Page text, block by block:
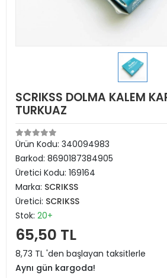
SCRIKSS DOLMA KALEM
TURKUAZ
Ürün Kodu: 340094983
Barkod: 8690187384905
Üretici Kodu: 169164
Marka: SCRIKSS
Üretici: SCRIKSS
Stok: 20+
65,50 TL
8,73 TL 'den başlayan taksitlerle
Aynı gün kargoda!